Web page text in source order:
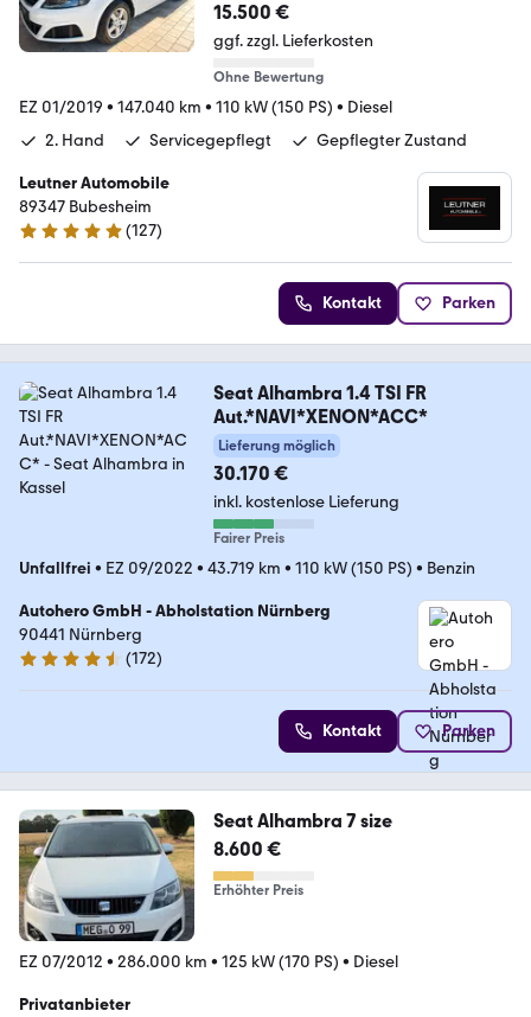
15.500 €
ggf. zzgl. Lieferkosten
Ohne Bewertung
EZ 01/2019 • 147.040 km • 110 kW (150 PS) • Diesel
2. Hand
Servicegepflegt Gepflegter Zustand
Leutner Automobile
89347 Bubesheim
4.9 Sterne
(127)
Kontakt Parken
Seat Alhambra 1.4 TSI FR
Aut.*NAVI*XENON*ACC*
Lieferung möglich
30.170 €
inkl. kostenlose Lieferung
Fairer Preis
Unfallfrei • EZ 09/2022 • 43.719 km • 110 kW (150 PS) • Benzin
Autohero GmbH - Abholstation Nürnberg
90441 Nürnberg
4.5 Sterne
(172)
Kontakt Parken
Seat Alhambra 7 size
8.600 €
Erhöhter Preis
EZ 07/2012 • 286.000 km • 125 kW (170 PS) • Diesel
Privatanbieter